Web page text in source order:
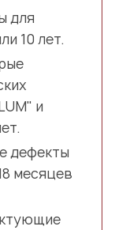
для
10 лет.
и
дефекты
месяцев